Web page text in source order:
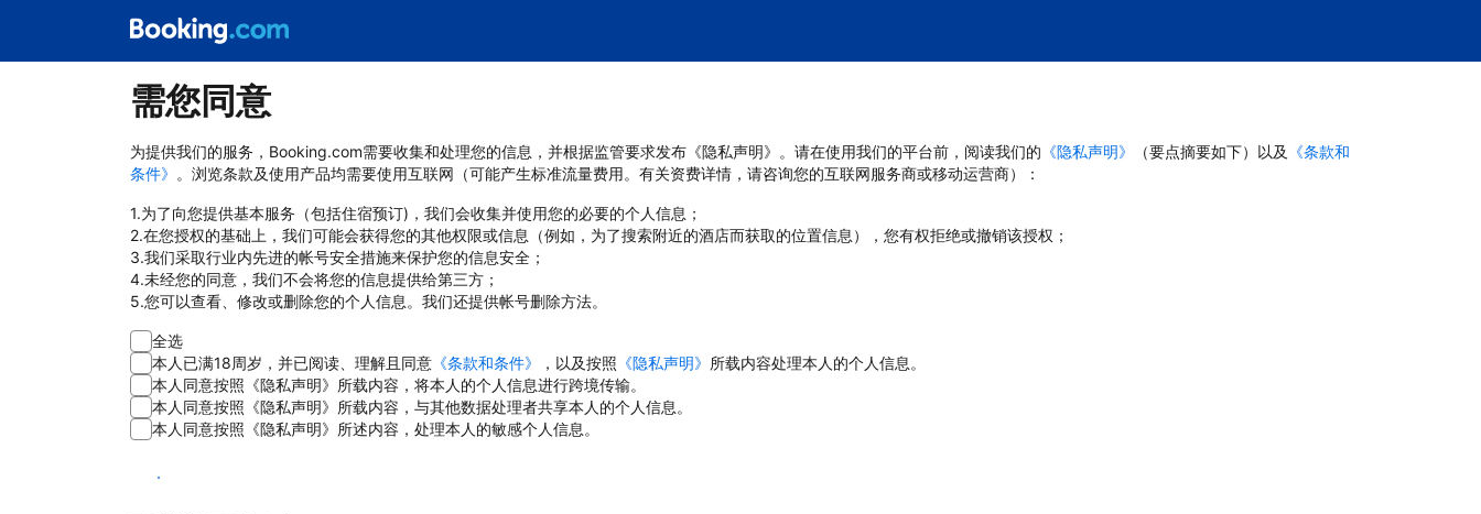
需您同意
为提供我们的服务，Booking.com需要收集和处理您的信息，并根据监管要求发布《隐私声明》。请在使用我们的平台前，阅读我们的 《隐私声明》 （要点摘要如下）以及 《条款和
条件》 。浏览条款及使用产品均需要使用互联网（可能产生标准流量费用。有关资费详情，请咨询您的互联网服务商或移动运营商）：
1.为了向您提供基本服务（包括住宿预订)，我们会收集并使用您的必要的个人信息；
2.在您授权的基础上，我们可能会获得您的其他权限或信息（例如，为了搜索附近的酒店而获取的位置信息），您有权拒绝或撤销该授权；
3.我们采取行业内先进的帐号安全措施来保护您的信息安全；
4.未经您的同意，我们不会将您的信息提供给第三方；
5.您可以查看、修改或删除您的个人信息。我们还提供帐号删除方法。
全选
本人已满18周岁，并已阅读、理解且同意 《条款和条件》 ，以及按照 《隐私声明》 所载内容处理本人的个人信息。
本人同意按照《隐私声明》所载内容，将本人的个人信息进行跨境传输。
本人同意按照《隐私声明》所载内容，与其他数据处理者共享本人的个人信息。
本人同意按照《隐私声明》所述内容，处理本人的敏感个人信息。
同意